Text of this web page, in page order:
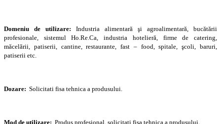
Domeniu de utilizare: Industria alimentară şi agroalimentară, bucătării
profesionale, sistemul Ho.Re.Ca, industria hotelieră, firme de catering,
măcelării, patiserii, cantine, restaurante, fast – food, spitale, şcoli, baruri,
patiserii etc.
Dozare: Solicitati fisa tehnica a produsului.
Mod de utilizare: Produs profesional, solicitati fisa tehnica a produsului.